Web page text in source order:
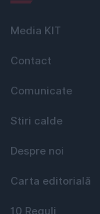
Media KIT
Contact
Comunicate
Stiri calde
Despre noi
Carta editorială
10 Reguli